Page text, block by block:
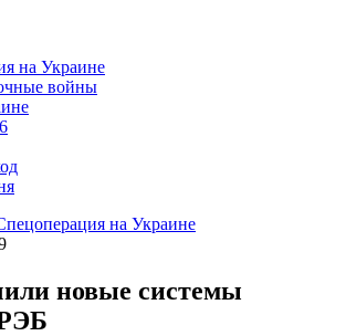
на Украине
войны
на Украине
новые системы